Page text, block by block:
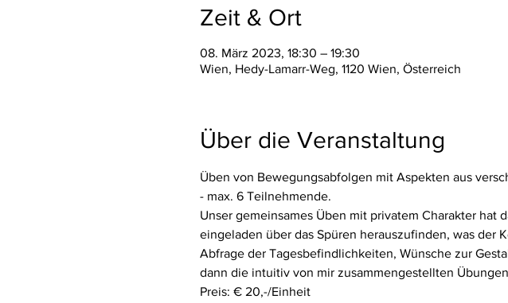
Zeit & Ort
08. März 2023, 18:30 – 19:30
Wien, Hedy-Lamarr-Weg, 1120 Wien, Österreich
Über die Veranstaltung
Üben von Bewegungsabfolgen mit Aspekten aus
- max. 6 Teilnehmende.
Unser gemeinsames Üben mit privatem Charakter hat
eingeladen über das Spüren herauszufinden, was der
Abfrage der Tagesbefindlichkeiten, Wünsche zur
dann die intuitiv von mir zusammengestellten
Preis: € 20,-/Einheit